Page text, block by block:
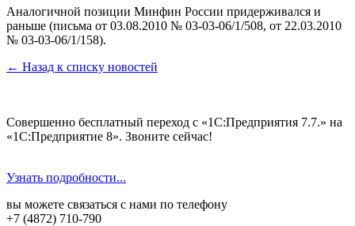
Аналогичной позиции Минфин России придерживался и
раньше (письма от 03.08.2010 № 03-03-06/1/508, от 22.03.2010
№ 03-03-06/1/158).
← Назад к списку новостей
Совершенно бесплатный переход с «1С:Предприятия 7.7.» на
«1С:Предприятие 8». Звоните сейчас!
Узнать подробности...
вы можете связаться с нами по телефону
+7 (4872) 710-790